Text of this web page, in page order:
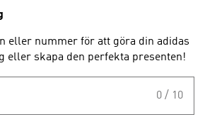
eller nummer för att göra din adidas
eller skapa den perfekta presenten!
0 / 10